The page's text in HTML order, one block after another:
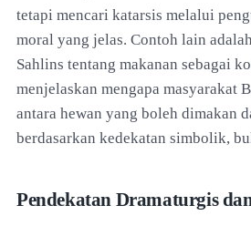
tetapi mencari katarsis melalui
moral yang jelas. Contoh lain
Sahlins tentang makanan sebagai
menjelaskan mengapa masyarakat
antara hewan yang boleh dimakan
berdasarkan kedekatan simbolik,
Pendekatan Dramaturgis